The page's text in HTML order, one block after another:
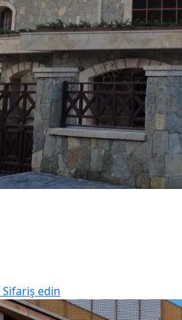
Sifariş edin